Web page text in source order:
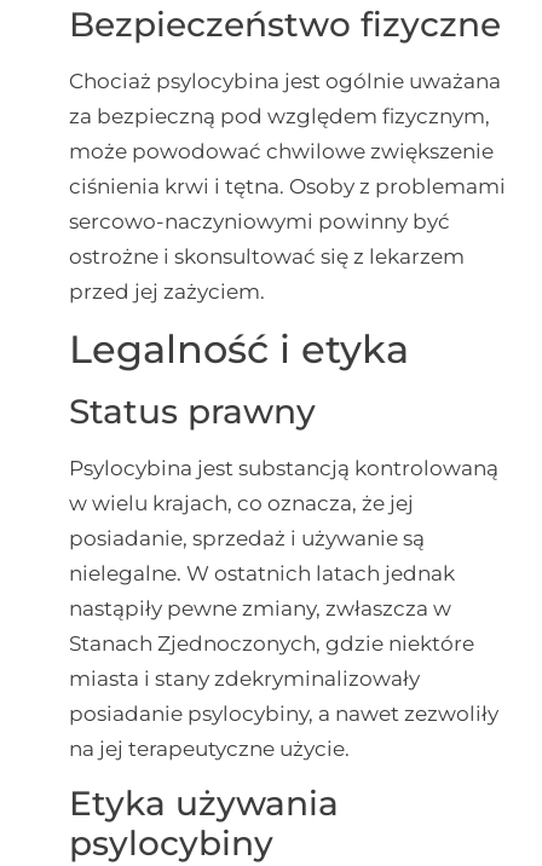
Bezpieczeństwo fizyczne
Chociaż psylocybina jest ogólnie uważana
za bezpieczną pod względem fizycznym,
może powodować chwilowe zwiększenie
ciśnienia krwi i tętna. Osoby z problemami
sercowo-naczyniowymi powinny być
ostrożne i skonsultować się z lekarzem
przed jej zażyciem.
Legalność i etyka
Status prawny
Psylocybina jest substancją kontrolowaną
w wielu krajach, co oznacza, że jej
posiadanie, sprzedaż i używanie są
nielegalne. W ostatnich latach jednak
nastąpiły pewne zmiany, zwłaszcza w
Stanach Zjednoczonych, gdzie niektóre
miasta i stany zdekryminalizowały
posiadanie psylocybiny, a nawet zezwoliły
na jej terapeutyczne użycie.
Etyka używania
psylocybiny